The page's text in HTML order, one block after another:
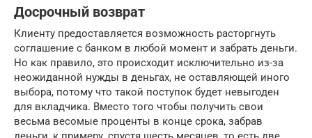
Досрочный возврат
Клиенту предоставляется возможность расторгнуть
соглашение с банком в любой момент и забрать деньги.
Но как правило, это происходит исключительно из-за
неожиданной нужды в деньгах, не оставляющей иного
выбора, потому что такой поступок будет невыгоден
для вкладчика. Вместо того чтобы получить свои
весьма весомые проценты в конце срока, забрав